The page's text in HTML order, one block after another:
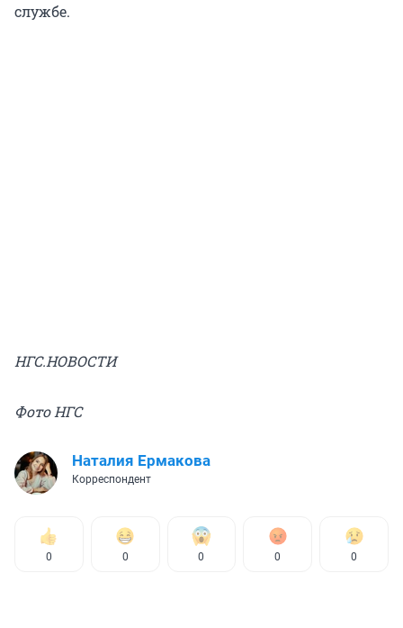
службе.
НГС.НОВОСТИ
Фото НГС
Наталия Ермакова
Корреспондент
0 0 0 0 0